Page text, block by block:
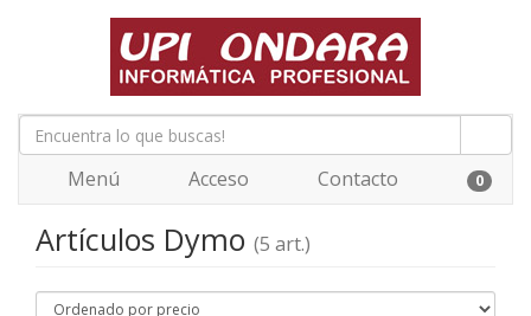
Menú Acceso Contacto 0
Artículos Dymo (5 art.)